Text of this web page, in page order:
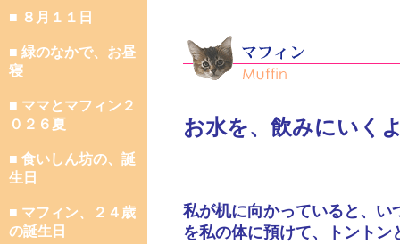
■ ８月１１日
■ 緑のなかで、お昼
寝
■ ママとマフィン２
０２６夏
■ 食いしん坊の、誕
生日
■ マフィン、２４歳
の誕生日
お水を、飲みにいく
私が机に向かっていると、い
を私の体に預けて、トントン